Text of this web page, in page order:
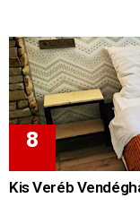
Kis Veréb